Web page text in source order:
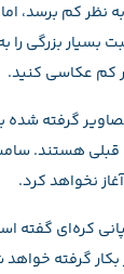
نظر کم برسد،
بسیار بزرگی
کم عکاسی کنید.
گرفته شده
قبلی هستند.
کره‌ای گفته
گرفته